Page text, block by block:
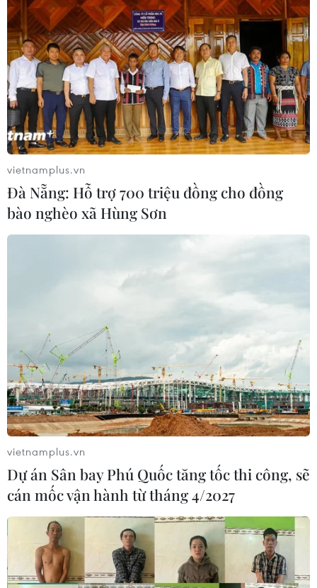
Nam Lê Nguyễn Ngọc Hằng.
vietnamplus.vn
Đà Nẵng: Hỗ trợ 700 triệu đồng cho đồng
bào nghèo xã Hùng Sơn
vietnamplus.vn
Dự án Sân bay Phú Quốc tăng tốc thi công, sẽ
cán mốc vận hành từ tháng 4/2027